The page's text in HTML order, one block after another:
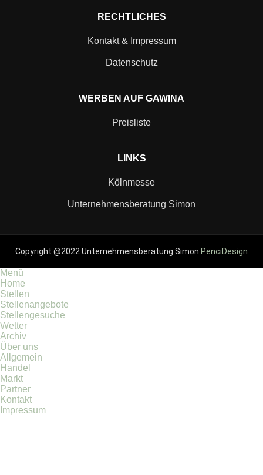
RECHTLICHES
Kontakt & Impressum
Datenschutz
WERBEN AUF GAWINA
Preisliste
LINKS
Kölnmesse
Unternehmensberatung Simon
Copyright @2022 Unternehmensberatung Simon PenciDesign
Menü
Home
Stellen
Stellenangebote
Stellengesuche
Wetter
Archiv
Über uns
Allgemein
Handel
Markt
Partner
Kontakt
Impressum